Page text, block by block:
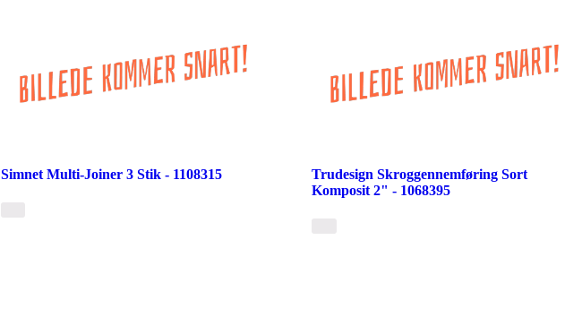
Simnet Multi-Joiner 3 Stik - 1108315
Trudesign Skroggennemføring Sort
Komposit 2" - 1068395